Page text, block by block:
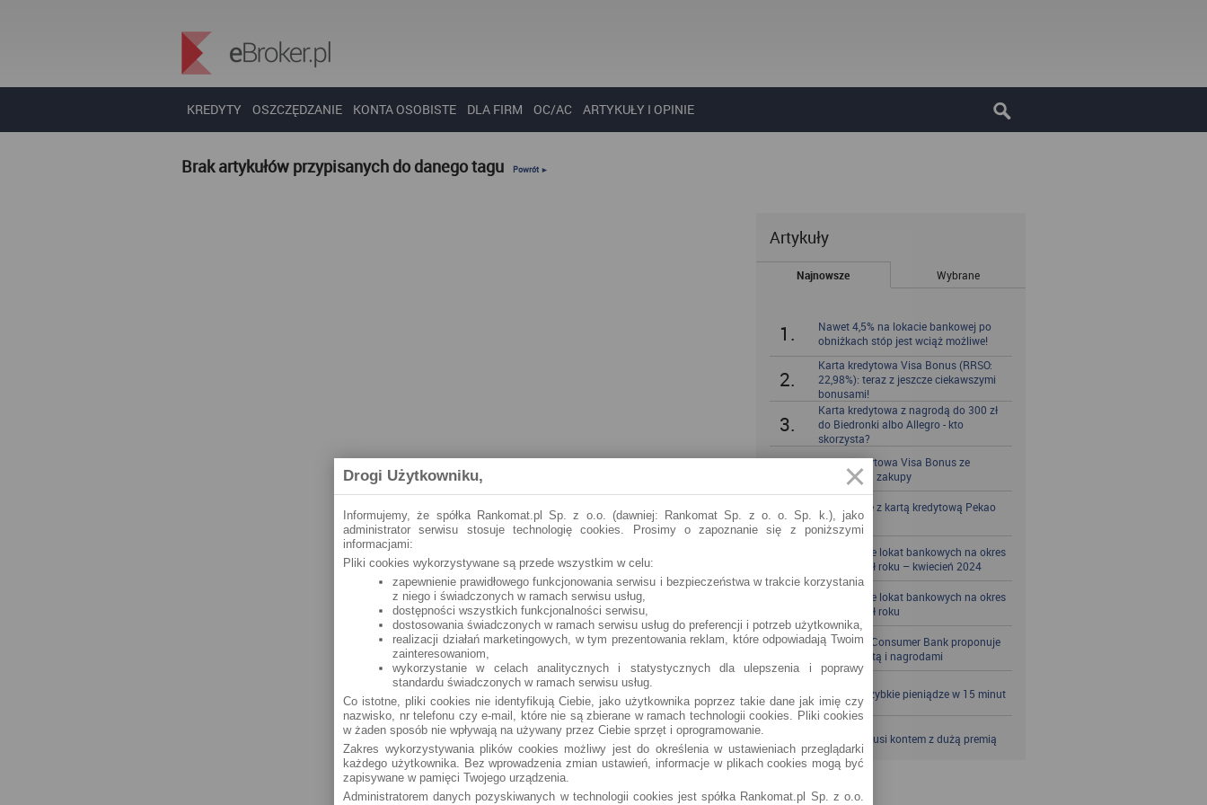
KREDYTY OSZCZĘDZANIE KONTA OSOBISTE DLA FIRM OC/AC ARTYKUŁY I OPINIE
Brak artykułów przypisanych do danego tagu Powrót ►
Artykuły
Najnowsze Wybrane
1.
Nawet 4,5% na lokacie bankowej po
obniżkach stóp jest wciąż możliwe!
2.
Karta kredytowa Visa Bonus (RRSO:
22,98%): teraz z jeszcze ciekawszymi
bonusami!
3.
Karta kredytowa z nagrodą do 300 zł
do Biedronki albo Allegro - kto
skorzysta?
Karta kredytowa Visa Bonus ze
zwrotem za zakupy
5.
Zbieraj mile z kartą kredytową Pekao
S.A.
Porównanie lokat bankowych na okres
powyżej pół roku – kwiecień 2024
Porównanie lokat bankowych na okres
powyżej pół roku
8.
Santander Consumer Bank proponuje
jesień z kartą i nagrodami
9. SKOK po szybkie pieniądze w 15 minut
10. VeloBank kusi kontem z dużą premią
Drogi Użytkowniku,
Informujemy, że spółka Rankomat.pl Sp. z o.o. (dawniej: Rankomat Sp. z o. o. Sp. k.), jako
administrator serwisu stosuje technologię cookies. Prosimy o zapoznanie się z poniższymi
informacjami:
Pliki cookies wykorzystywane są przede wszystkim w celu:
zapewnienie prawidłowego funkcjonowania serwisu i bezpieczeństwa w trakcie korzystania
z niego i świadczonych w ramach serwisu usług,
dostępności wszystkich funkcjonalności serwisu,
dostosowania świadczonych w ramach serwisu usług do preferencji i potrzeb użytkownika,
realizacji działań marketingowych, w tym prezentowania reklam, które odpowiadają Twoim
zainteresowaniom,
wykorzystanie w celach analitycznych i statystycznych dla ulepszenia i poprawy
standardu świadczonych w ramach serwisu usług.
Co istotne, pliki cookies nie identyfikują Ciebie, jako użytkownika poprzez takie dane jak imię czy
nazwisko, nr telefonu czy e-mail, które nie są zbierane w ramach technologii cookies. Pliki cookies
w żaden sposób nie wpływają na używany przez Ciebie sprzęt i oprogramowanie.
Zakres wykorzystywania plików cookies możliwy jest do określenia w ustawieniach przeglądarki
każdego użytkownika. Bez wprowadzenia zmian ustawień, informacje w plikach cookies mogą być
zapisywane w pamięci Twojego urządzenia.
Administratorem danych pozyskiwanych w technologii cookies jest spółka Rankomat.pl Sp. z o.o.